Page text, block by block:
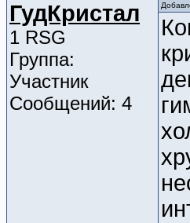
ГудКристал
1 RSG
Группа:
Участник
Сообщений: 4